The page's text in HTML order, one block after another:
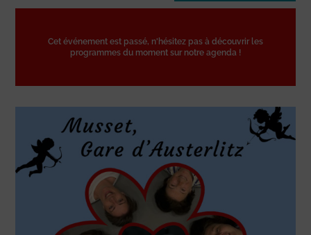
Cet événement est passé, n'hésitez pas à découvrir les
programmes du moment sur notre agenda !